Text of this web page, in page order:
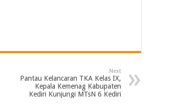
Next
Pantau Kelancaran TKA Kelas IX,
Kepala Kemenag Kabupaten
Kediri Kunjungi MTsN 6 Kediri